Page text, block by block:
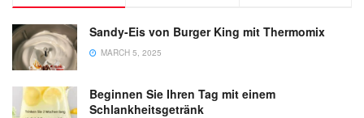
Sandy-Eis von Burger King mit Thermomix
MARCH 5, 2025
Beginnen Sie Ihren Tag mit einem
Schlankheitsgetränk